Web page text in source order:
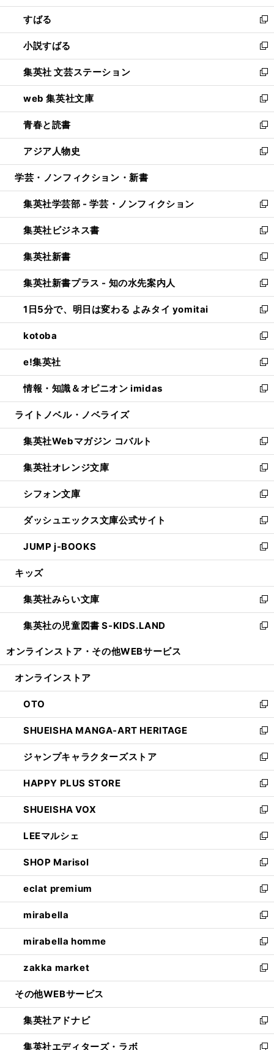
開
く
ウ
で
開
く
ン
ド
ウ
で
開
く
すばる
新
し
い
ウ
ィ
ン
ド
ウ
で
開
く
小説すばる
新
し
い
ウ
ィ
ン
ド
ウ
で
開
集英社 文芸ステーション
新
し
い
ウ
ィ
ン
ド
ウ
開
く
web 集英社文庫
新
し
い
ウ
ィ
ン
ウ
で
開
く
青春と読書
新
し
い
ウ
ン
ド
ウ
で
開
く
アジア人物史
新
し
ウ
ィ
ン
ド
ウ
で
開
く
学芸・ノンフィクション・新書
集英社学芸部 - 学芸・ノンフィクション
新
し
い
ウ
ィ
ン
ド
ウ
で
開
く
集英社ビジネス書
新
し
い
ウ
ィ
ン
ド
ウ
で
開
く
集英社新書
新
し
い
ウ
ィ
ン
ド
ウ
で
開
く
集英社新書プラス - 知の水先案内人
新
し
い
ウ
ィ
ン
ド
ウ
で
開
1日5分で、明日は変わる よみタイ yomitai
新
し
い
ウ
ィ
ン
ド
ウ
開
く
kotoba
新
し
い
ウ
ィ
ン
ウ
で
開
く
e!集英社
新
し
い
ウ
ン
ド
ウ
で
開
く
情報・知識＆オピニオン imidas
新
し
ウ
ィ
ン
ド
ウ
で
開
く
ライトノベル・ノベライズ
集英社Webマガジン コバルト
新
し
い
ウ
ィ
ン
ド
ウ
で
開
集英社オレンジ文庫
新
し
い
ウ
ィ
ン
ド
ウ
開
く
シフォン文庫
新
し
い
ウ
ィ
ン
ウ
で
開
く
ダッシュエックス文庫公式サイト
新
し
い
ウ
ン
ド
ウ
で
JUMP j-BOOKS
新
し
ウ
ィ
ン
ド
開
キッズ
集英社みらい文庫
新
し
い
ン
ウ
で
開
く
集英社の児童図書 S-KIDS.LAND
新
ウ
ン
ド
ウ
で
開
く
オンラインストア・ その他WEBサービス
オンラインストア
OTO
新
し
い
ウ
ィ
ン
ド
ウ
で
開
く
SHUEISHA MANGA-ART HERITAGE
新
し
い
ウ
ィ
ン
ド
ウ
で
開
く
ジャンプキャラクターズストア
新
し
い
ウ
ィ
ン
ド
ウ
で
開
く
HAPPY PLUS STORE
新
し
い
ウ
ィ
ン
ド
ウ
で
開
く
SHUEISHA VOX
新
し
い
ウ
ィ
ン
ド
ウ
で
開
く
LEEマルシェ
新
し
い
ウ
ィ
ン
ド
ウ
で
開
く
SHOP Marisol
新
し
い
ウ
ィ
ン
ド
ウ
で
開
eclat premium
新
し
い
ウ
ィ
ン
ド
ウ
開
く
mirabella
新
し
い
ウ
ィ
ン
ウ
で
開
く
mirabella homme
新
し
い
ウ
ン
ド
ウ
で
zakka market
新
し
ウ
ィ
ン
ド
その他WEBサービス
集英社アドナビ
新
し
集英社エディターズ・ラボ